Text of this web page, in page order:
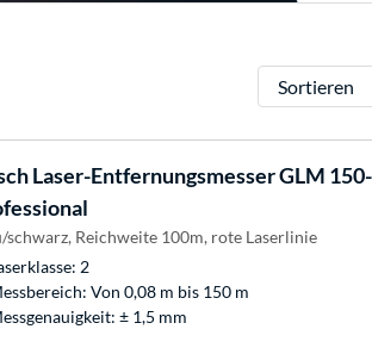
Sortieren
Laser-Entfernungsmesser GLM
schwarz, Reichweite 100m, rote Laserlinie
2
Von 0,08 m bis 150 m
± 1,5 mm